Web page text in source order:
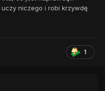
niczego i robi krzywdę
1